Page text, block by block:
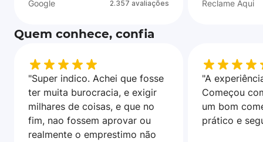
Google 2.357 avaliações Reclame Aqui
Quem conhece, confia
"Super indico. Achei que fosse
ter muita burocracia, e exigir
milhares de coisas, e que no
fim, nao fossem aprovar ou
realmente o emprestimo não
"A
Começou
um bom
prático e